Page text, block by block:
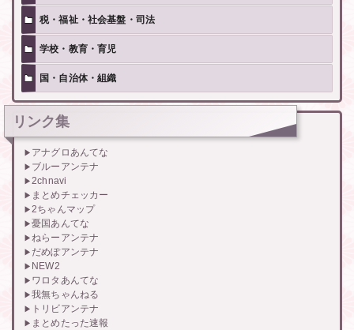
税・福祉・社会基盤・司法
学校・教育・育児
国・自治体・組織
リンク集
アナグロあんてな
ブルーアンテナ
2chnavi
まとめチェッカー
2ちゃんマップ
憂国あんてな
ねらーアンテナ
だめぽアンテナ
NEW2
ワロタあんてな
我無ちゃんねる
トリビアンテナ
まとめたった速報